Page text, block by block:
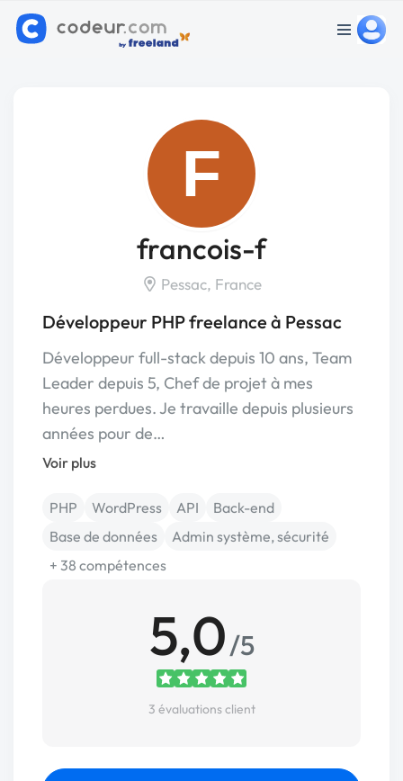
F
francois-f
Pessac, France
Développeur PHP freelance à Pessac
Développeur full-stack depuis 10 ans, Team
Leader depuis 5, Chef de projet à mes
heures perdues. Je travaille depuis plusieurs
années pour de…
Voir plus
PHP WordPress API
Back-end
Base de données
Admin système, sécurité
+ 38 compétences
5,0/5
3 évaluations client